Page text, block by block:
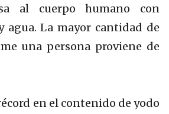
al cuerpo humano con
agua. La mayor cantidad de
una persona proviene de
en el contenido de yodo